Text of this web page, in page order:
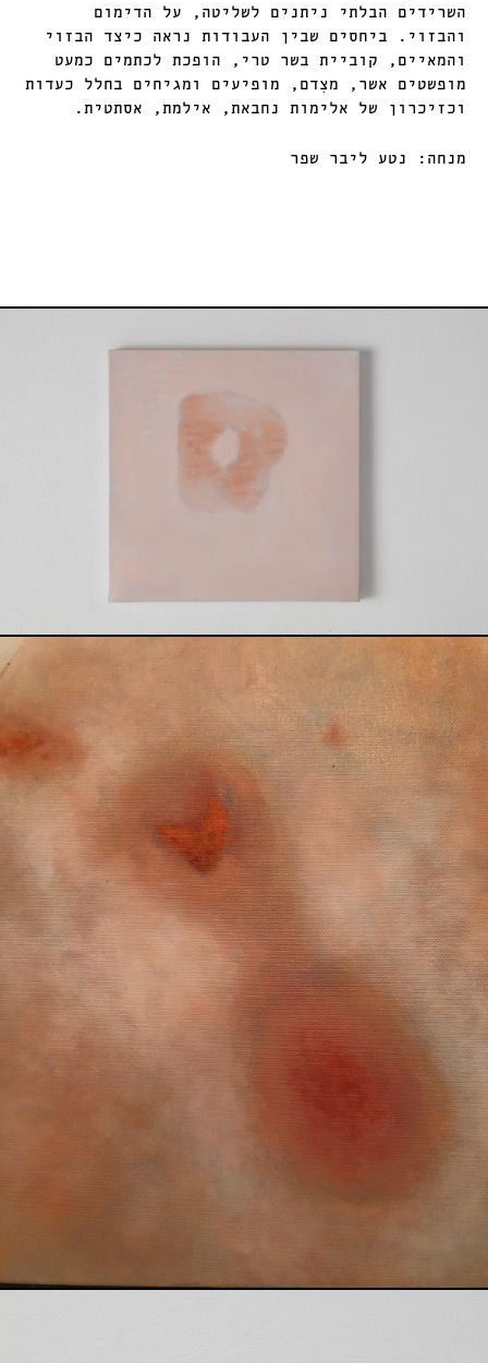
השרידים הבלתי ניתנים לשליטה, על הדימום
והבזוי. ביחסים שבין העבודות נראה כיצד הבזוי
והמאיים, קוביית בשר טרי, הופכת לכתמים כמעט
מופשטים אשר, מצִדם, מופיעים ומגיחים בחלל כעדות
וכזיכרון של אלימות נחבאת, אילמת, אסתטית.
מנחה: נטע ליבר שפר